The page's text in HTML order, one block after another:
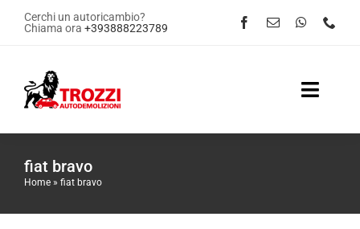
SaltaCerchi un autoricambio?
Chiama ora +393888223789
Toggle
fiat bravo
Home » fiat bravo